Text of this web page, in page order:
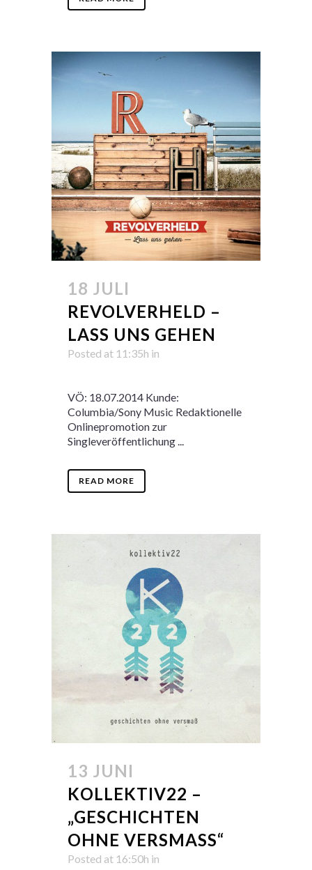
18 JULI
REVOLVERHELD –
LASS UNS GEHEN
Posted at 11:35h in
VÖ: 18.07.2014 Kunde:
Columbia/Sony Music Redaktionelle
Onlinepromotion zur
Singleveröffentlichung ...
READ MORE
13 JUNI
KOLLEKTIV22 –
„GESCHICHTEN
OHNE VERSMASS“
Posted at 16:50h in